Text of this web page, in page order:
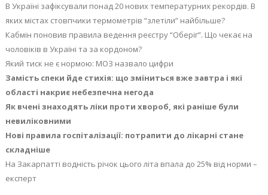
В Україні зафіксували понад 20 нових температурних рекордів. В
яких містах стовпчики термометрів “злетіли” найбільше?
Кабмін поновив правила ведення реєстру “Оберіг”. Що чекає на
чоловіків в Україні та за кордоном?
Який тиск не є нормою: МОЗ назвало цифри
Замість спеки йде стихія: що зміниться вже завтра і які
області накриє небезпечна негода
Як вчені знаходять ліки проти хвороб, які раніше були
невиліковними
Нові правила госпіталізації: потрапити до лікарні стане
складніше
На Закарпатті водність річок цього літа впала до 25% від норми –
експерт